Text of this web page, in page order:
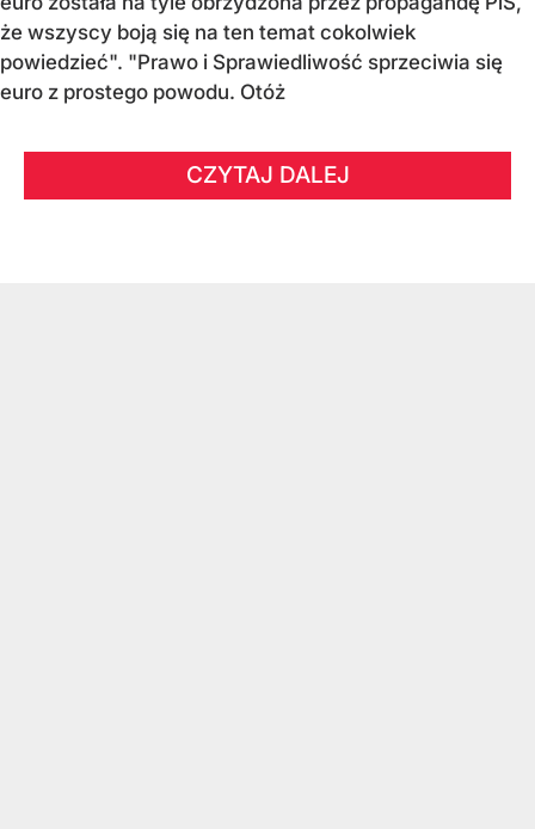
że wszyscy boją się na ten temat cokolwiek
powiedzieć". "Prawo i Sprawiedliwość sprzeciwia się
euro z prostego powodu. Otóż
CZYTAJ DALEJ